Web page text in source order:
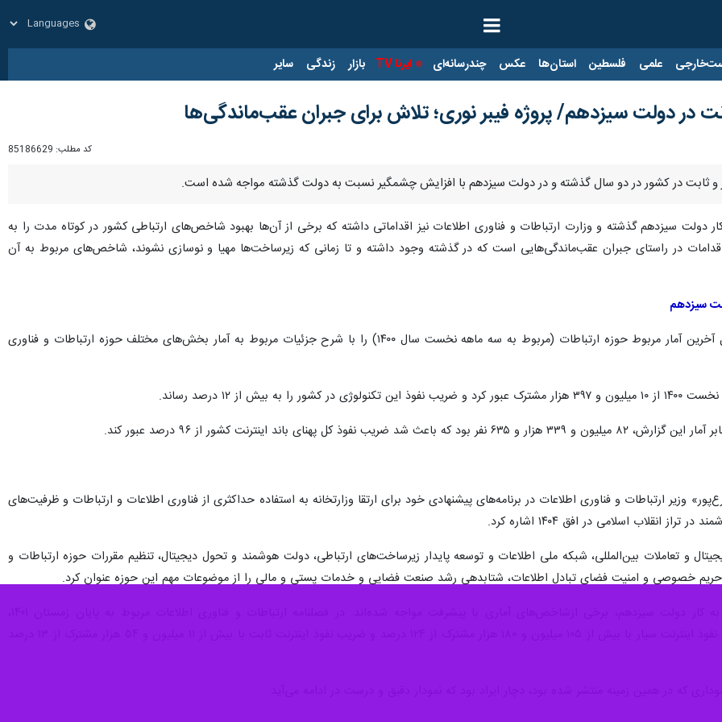
علمی فلسطین استان‌ها عکس چندرسانه‌ای ایرنا TV بازار زندگی سایر
در دولت سیزدهم/ پروژه فیبر نوری؛ تلاش برای جبران عقب‌ماندگی‌ها
کد مطلب: 85186629